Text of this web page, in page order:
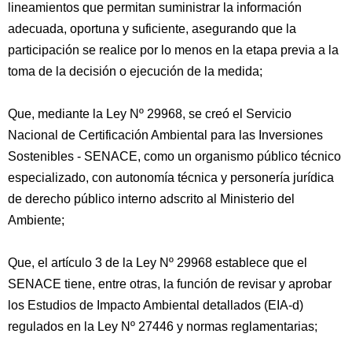
lineamientos que permitan suministrar la información
adecuada, oportuna y suficiente, asegurando que la
participación se realice por lo menos en la etapa previa a la
toma de la decisión o ejecución de la medida;
Que, mediante la Ley Nº 29968, se creó el Servicio
Nacional de Certificación Ambiental para las Inversiones
Sostenibles - SENACE, como un organismo público técnico
especializado, con autonomía técnica y personería jurídica
de derecho público interno adscrito al Ministerio del
Ambiente;
Que, el artículo 3 de la Ley Nº 29968 establece que el
SENACE tiene, entre otras, la función de revisar y aprobar
los Estudios de Impacto Ambiental detallados (EIA-d)
regulados en la Ley Nº 27446 y normas reglamentarias;